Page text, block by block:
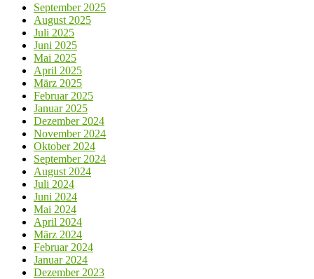
September 2025
August 2025
Juli 2025
Juni 2025
Mai 2025
April 2025
März 2025
Februar 2025
Januar 2025
Dezember 2024
November 2024
Oktober 2024
September 2024
August 2024
Juli 2024
Juni 2024
Mai 2024
April 2024
März 2024
Februar 2024
Januar 2024
Dezember 2023